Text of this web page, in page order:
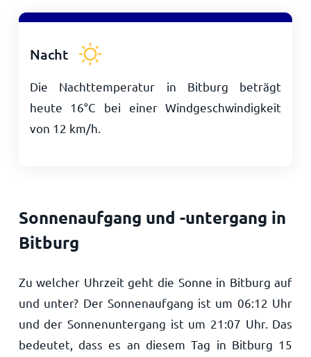
Nacht
Die Nachttemperatur in Bitburg beträgt
heute 16°C bei einer Windgeschwindigkeit
von 12 km/h
Sonnenaufgang und -untergang in
Bitburg
Zu welcher Uhrzeit geht die Sonne in Bitburg auf
und unter? Der Sonnenaufgang ist um 06:12 Uhr
und der Sonnenuntergang ist um 21:07 Uhr. Das
bedeutet, dass es an diesem Tag in Bitburg 15